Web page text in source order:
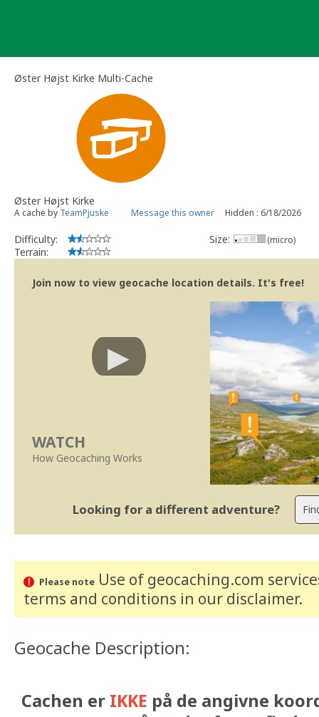
Øster Højst Kirke Multi-Cache
Øster Højst Kirke
A cache by TeamPjuske Message this owner Hidden : 6/18/2026
Difficulty:
Terrain:
Size: (micro)
Join now to view geocache location details. It's free!
WATCH
How Geocaching Works
Looking for a different adventure?
Please noteUse of geocaching.com
terms and conditions in our disclaimer.
Geocache Description:
Cachen er IKKE på de angivne